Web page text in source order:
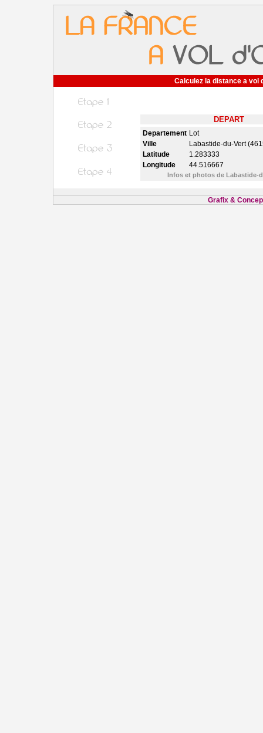
Calculez la distance a vol
DEPART
Departement Lot
Ville
Labastide-du-Vert
Latitude
1.283333
Longitude
44.516667
Infos et photos de Labastide-
Grafix &